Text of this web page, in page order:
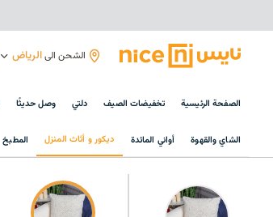
الشحن الىالرياض
الصفحة الرئيسية تخفيضات الصيف دلتي وصل حديثًا
الشاي والقهوة أواني المائدة ديكور و أثاث المنزل المطبخ